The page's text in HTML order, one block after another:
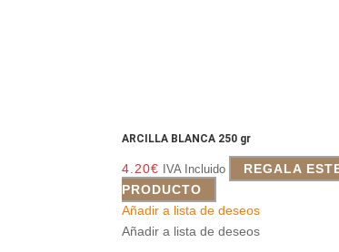
ARCILLA BLANCA 250 gr
4.20€ IVA Incluido
REGALA
PRODUCTO
Añadir a lista de deseos
Añadir a lista de deseos